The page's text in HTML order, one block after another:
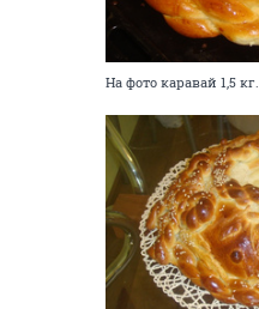
На фото каравай 1,5 кг.